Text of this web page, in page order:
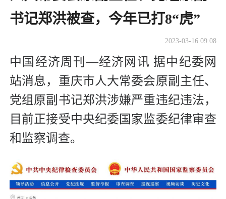
书记郑洪被查，今年已打8“虎”
2023-03-16 09:08
中国经济周刊—经济网讯 据中纪委网
站消息，重庆市人大常委会原副主任、
党组原副书记郑洪涉嫌严重违纪违法，
目前正接受中央纪委国家监委纪律审查
和监察调查。